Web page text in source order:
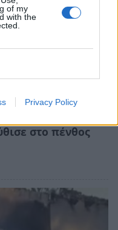
of my
with the
Privacy Policy
στο πένθος